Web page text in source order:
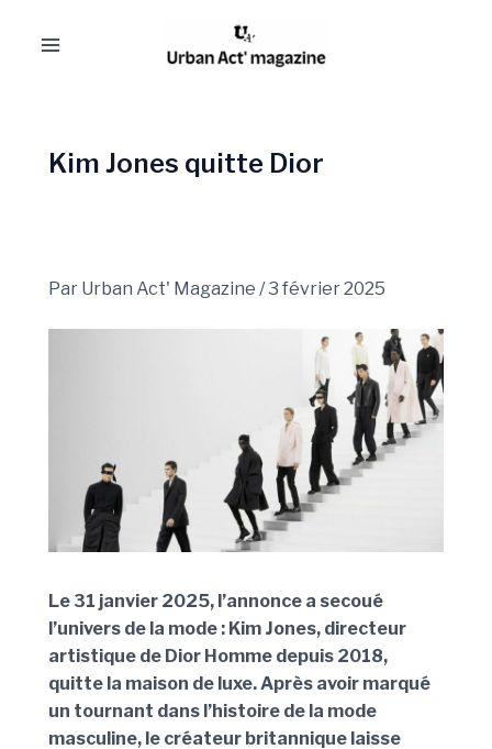
Kim Jones quitte Dior
Par Urban Act' Magazine /3 février 2025
Le 31 janvier 2025, l’annonce a secoué
l’univers de la mode : Kim Jones, directeur
artistique de Dior Homme depuis 2018,
quitte la maison de luxe. Après avoir marqué
un tournant dans l’histoire de la mode
masculine, le créateur britannique laisse
des